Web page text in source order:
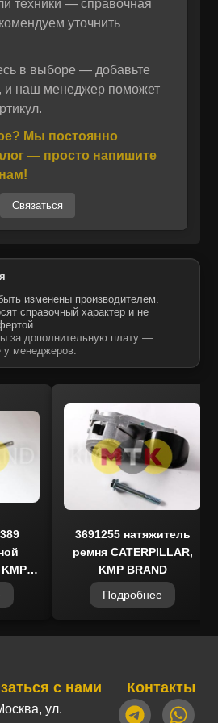
Отправить
обработку персональных данных.
эксплуатации.
специализируется на
запасных частей,
на предприятиях с
качества в
и Турции. Все
техническим
оригинала, что
совместимость и
Натяжитель ремня
высокой надёжности и
оптимальное
и качества,
и
этапах производства. Они
известных брендов,
и обеспечивают
агрегатов.
комплектующих
эксплуатационные
ресурс оборудования.
ремня 3691255 MCP
совместимость и
и коммунальной
для использования в
техники — справочная
уточнить
в выборе — добавьте
и наш менеджер поможет
Мы постоянно
— просто напишите
Связаться
изменены производителем.
справочный характер и не
за дополнительную плату —
у менеджеров.
3691255 натяжитель
ремня CATERPILLAR,
KMP BRAND
Подробнее
с нами
ул.
Контакты